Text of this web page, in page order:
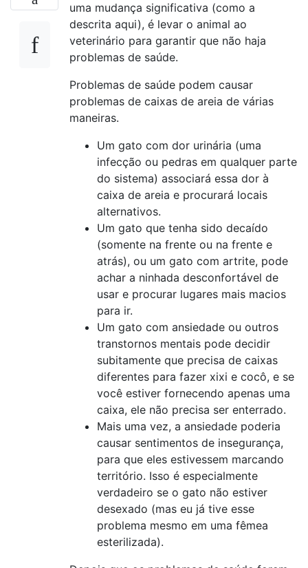
uma mudança significativa (como a
descrita aqui), é levar o animal ao
veterinário para garantir que não haja
problemas de saúde.
Problemas de saúde podem causar
problemas de caixas de areia de várias
maneiras.
Um gato com dor urinária (uma
infecção ou pedras em qualquer parte
do sistema) associará essa dor à
caixa de areia e procurará locais
alternativos.
Um gato que tenha sido decaído
(somente na frente ou na frente e
atrás), ou um gato com artrite, pode
achar a ninhada desconfortável de
usar e procurar lugares mais macios
para ir.
Um gato com ansiedade ou outros
transtornos mentais pode decidir
subitamente que precisa de caixas
diferentes para fazer xixi e cocô, e se
você estiver fornecendo apenas uma
caixa, ele não precisa ser enterrado.
Mais uma vez, a ansiedade poderia
causar sentimentos de insegurança,
para que eles estivessem marcando
território. Isso é especialmente
verdadeiro se o gato não estiver
desexado (mas eu já tive esse
problema mesmo em uma fêmea
esterilizada).